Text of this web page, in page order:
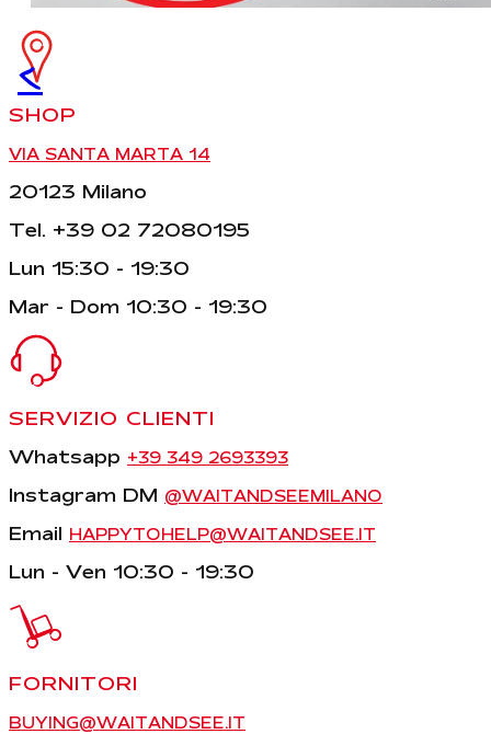
<
SHOP
VIA SANTA MARTA 14
20123 Milano
Tel. +39 02 72080195
Lun 15:30 - 19:30
Mar - Dom 10:30 - 19:30
SERVIZIO CLIENTI
Whatsapp +39 349 2693393
Instagram DM @WAITANDSEEMILANO
Email HAPPYTOHELP@WAITANDSEE.IT
Lun - Ven 10:30 - 19:30
FORNITORI
BUYING@WAITANDSEE.IT